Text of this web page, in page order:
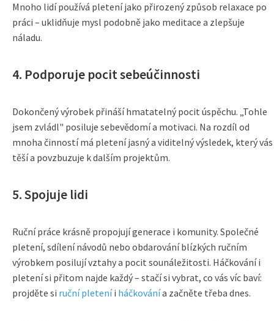
Mnoho lidí používá pletení jako přirozený způsob relaxace po
práci – uklidňuje mysl podobně jako meditace a zlepšuje
náladu.
4. Podporuje pocit sebeúčinnosti
Dokončený výrobek přináší hmatatelný pocit úspěchu. „Tohle
jsem zvládl" posiluje sebevědomí a motivaci. Na rozdíl od
mnoha činností má pletení jasný a viditelný výsledek, který vás
těší a povzbuzuje k dalším projektům.
5. Spojuje lidi
Ruční práce krásně propojují generace i komunity. Společné
pletení, sdílení návodů nebo obdarování blízkých ručním
výrobkem posilují vztahy a pocit sounáležitosti. Háčkování i
pletení si přitom najde každý – stačí si vybrat, co vás víc baví:
projděte si ruční pleteníi háčkovánía začněte třeba dnes.